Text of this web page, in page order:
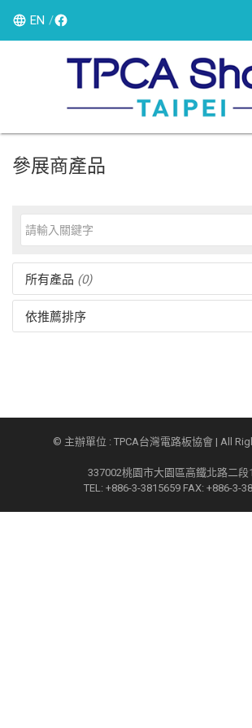
EN
參展商產品
所有產品 (0)
依推薦排序
© 主辦單位 : TPCA台灣電路板協會 | All
337002桃園市大園區高鐵北路二段
TEL: +886-3-3815659 FAX: +886-3-